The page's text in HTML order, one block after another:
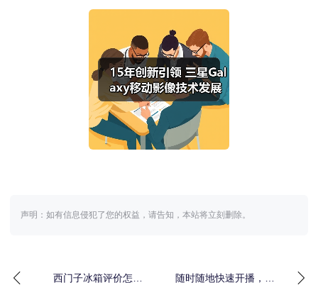
声明：如有信息侵犯了您的权益，请告知，本站将立刻删除。
西门子冰箱评价怎么
随时随地快速开播，高